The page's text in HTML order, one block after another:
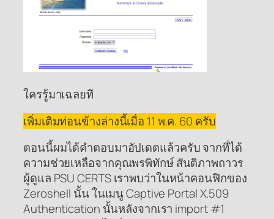
ใครรู้มาเฉลยที
เพิ่มเติมท่อนข้างล่างนี้เมื่อ 11 พ.ค. 60 ครับ
ตอนนี้ผมได้คำตอบมาอัปเดตแล้วครับ จากที่ได้
ความช่วยเหลือจากคุณพรพิทักษ์ สันติภาพถาวร
ผู้ดูแล PSU CERTS เราพบว่าในหน้าคอนฟิกของ
Zeroshell นั้น ในเมนู Captive Portal X.509
Authentication นั้นหลังจากเรา import #1